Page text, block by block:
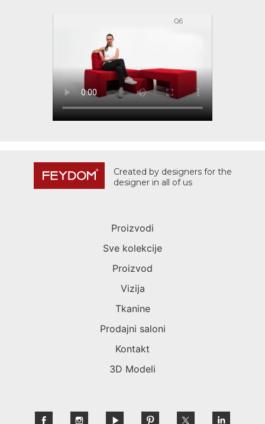
Created by designers for the
designer in all of us
Proizvodi
Sve kolekcije
Proizvod
Vizija
Tkanine
Prodajni saloni
Kontakt
3D Modeli